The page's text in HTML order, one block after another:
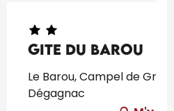
Gite du Barou
Le Barou, Campel de
Dégagnac